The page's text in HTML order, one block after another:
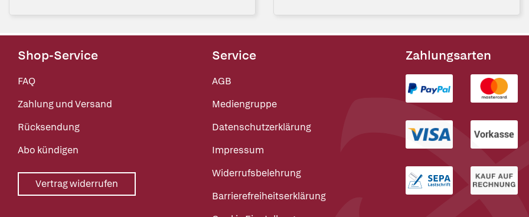
Shop-Service
FAQ
Zahlung und Versand
Rücksendung
Abo kündigen
Vertrag widerrufen
Service
AGB
Mediengruppe
Datenschutzerklärung
Impressum
Widerrufsbelehrung
Barrierefreiheitserklärung
Zahlungsarten